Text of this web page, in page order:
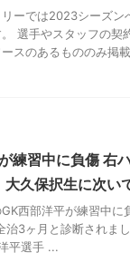
ーでは2023シーズン
選手やスタッフの契
スのあるもののみ掲
練習中に負傷 右
久保択生に次い
西部洋平が練習中に
治3ヶ月と診断され
平選手 ...